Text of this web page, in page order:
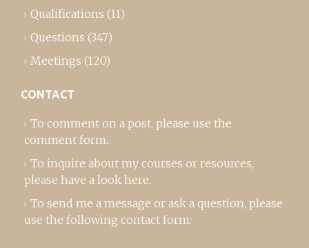
Qualifications (11)
Questions (347)
Meetings (120)
CONTACT
To comment on a post, please use the
comment form..
To inquire about my courses or resources,
please have a look here.
To send me a message or ask a question, please
use the following contact form: